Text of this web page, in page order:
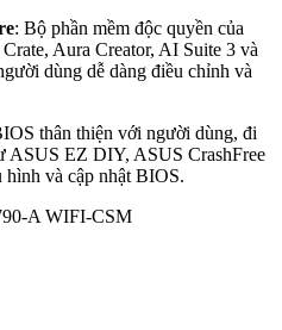
: Bộ phần mềm độc quyền của
Aura Creator, AI Suite 3 và
dùng dễ dàng điều chỉnh và
thân thiện với người dùng, đi
ASUS EZ DIY, ASUS CrashFree
và cập nhật BIOS.